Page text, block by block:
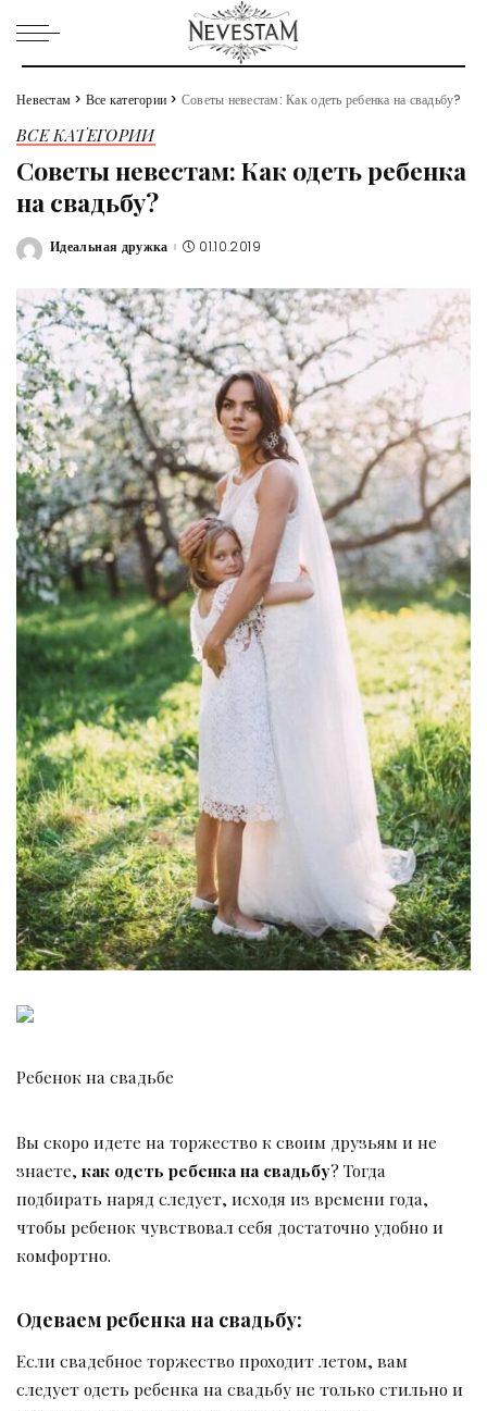
Невестам > Все категории > Советы невестам: Как одеть ребенка на свадьбу?
ВСЕ КАТЕГОРИИ
Советы невестам: Как одеть ребенка
на свадьбу?
Posted
Идеальная дружка 01.10.2019
Ребенок на свадьбе
Вы скоро идете на торжество к своим друзьям и не
знаете, как одеть ребенка на свадьбу? Тогда
подбирать наряд следует, исходя из времени года,
чтобы ребенок чувствовал себя достаточно удобно и
комфортно.
Одеваем ребенка на свадьбу:
Если свадебное торжество проходит летом, вам
следует одеть ребенка на свадьбу не только стильно и